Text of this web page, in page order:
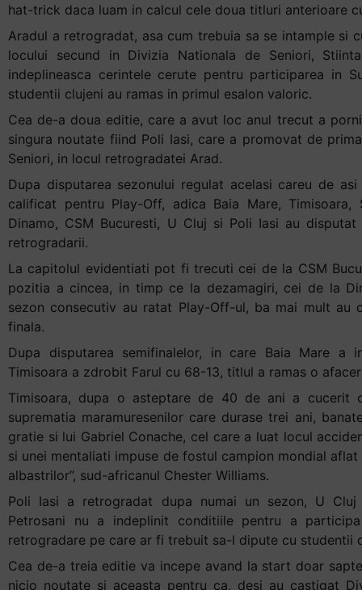
hat-trick daca luam in calcul cele doua titluri anterioare
Aradul a retrogradat, asa cum trebuia sa se intample si
locului secund in Divizia Nationala de Seniori,
indeplineasca cerintele cerute pentru participarea in
studentii clujeni au ramas in primul esalon valoric.
Cea de-a doua editie, care a avut loc anul trecut a
singura noutate fiind Poli Iasi, care a promovat de
Seniori, in locul retrogradatei Arad.
Dupa disputarea sezonului regulat acelasi careu de
calificat pentru Play-Off, adica Baia Mare,
Dinamo, CSM Bucuresti, U Cluj si Poli Iasi au
retrogradarii.
La capitolul evidentiati pot fi trecuti cei de la CSM
pozitia a cincea, in timp ce la dezamagiri, cei de la
sezon consecutiv au ratat Play-Off-ul, ba mai mult au
finala.
Dupa disputarea semifinalelor, in care Baia Mare a
Timisoara a zdrobit Farul cu 68-13, titlul a ramas o
Timisoara, dupa o asteptare de 40 de ani a cucerit
suprematia maramuresenilor care durase trei ani,
gratie si lui Gabriel Conache, cel care a luat locul
si unei mentaliati impuse de fostul campion mondial
albastrilor”, sud-africanul Chester Williams.
Poli Iasi a retrogradat dupa numai un sezon, U
Petrosani nu a indeplinit conditiile pentru a
retrogradare pe care ar fi trebuit sa-l dipute cu studentii
Cea de-a treia editie va incepe avand la start doar
nicio noutate si aceasta pentru ca, desi au castigat